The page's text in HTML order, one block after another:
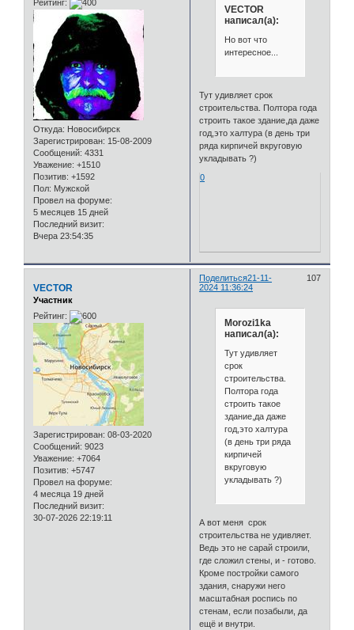
Рейтинг:
Откуда: Новосибирск
Зарегистрирован: 15-08-2009
Сообщений: 4331
Уважение: +1510
Позитив: +1592
Пол: Мужской
Провел на форуме:
5 месяцев 15 дней
Последний визит:
Вчера 23:54:35
VECTOR
написал(а):
Но вот что
интересное...
Тут удивляет срок
строительства. Полтора года
строить такое здание,да даже
год,это халтура (в день три
ряда кирпичей вкруговую
укладывать ?)
0
Поделиться 107
21-11-
2024 11:36:24
VECTOR
Участник
Рейтинг:
Зарегистрирован: 08-03-2020
Сообщений: 9023
Уважение: +7064
Позитив: +5747
Провел на форуме:
4 месяца 19 дней
Последний визит:
30-07-2026 22:19:11
Morozi1ka
написал(а):
Тут удивляет
срок
строительства.
Полтора года
строить такое
здание,да даже
год,это халтура
(в день три ряда
кирпичей
вкруговую
укладывать ?)
А вот меня срок
строительства не удивляет.
Ведь это не сарай строили,
где сложил стены, и - готово.
Кроме постройки самого
здания, снаружи него
масштабная роспись по
стенам, если позабыли, да
ещё и внутри.